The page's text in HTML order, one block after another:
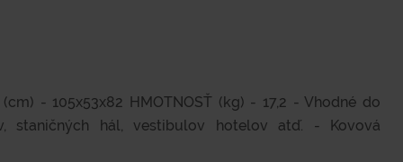
- 105x53x82 HMOTNOSŤ (kg) - 17,2 - Vhodné do
staničných hál, vestibulov hotelov atď. - Kovová